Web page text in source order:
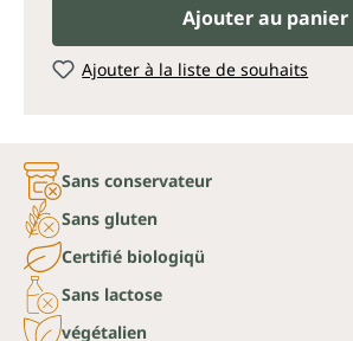
Ajouter au panier
Ajouter à la liste de souhaits
Sans conservateur
Sans gluten
Certifié biologiqü
Sans lactose
végétalien